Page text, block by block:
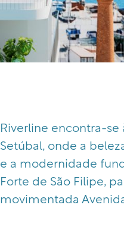
Riverline encontra-
Setúbal, onde a
e a modernidade
Forte de São Filipe,
movimentada